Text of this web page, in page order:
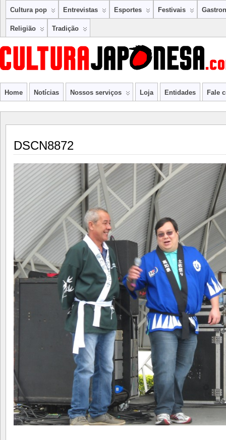
Cultura pop Entrevistas Esportes Festivais
Religião Tradição
Home Notícias Nossos serviços Loja Entidades Fale
DSCN8872